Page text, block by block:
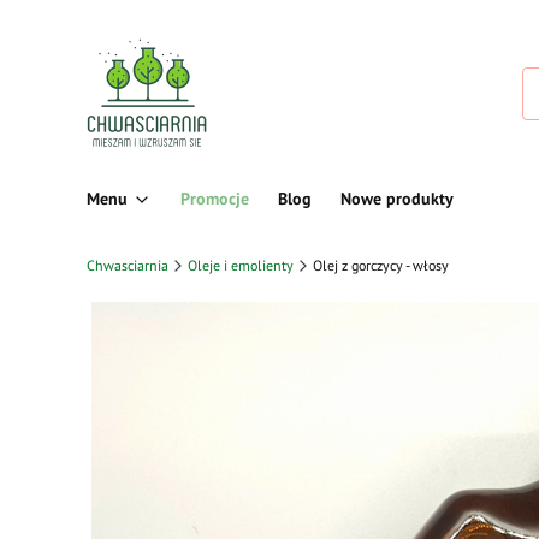
Menu Promocje Blog Nowe produkty
Chwasciarnia Oleje i emolienty Olej z gorczycy - włosy